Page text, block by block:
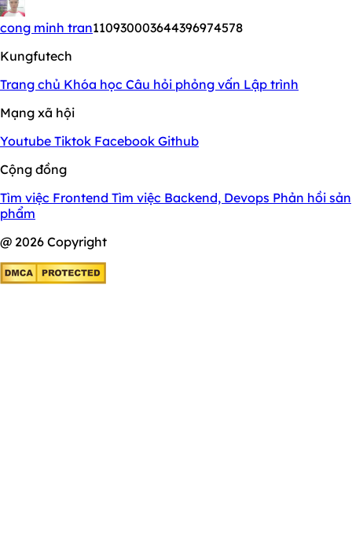
cong minh tran110930003644396974578
Kungfutech
Trang chủ Khóa học Câu hỏi phỏng vấn Lập trình
Mạng xã hội
Youtube Tiktok Facebook Github
Cộng đồng
Tìm việc Frontend Tìm việc Backend, Devops Phản hồi sản
phẩm
@ 2026 Copyright